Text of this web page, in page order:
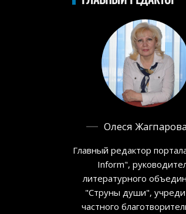
Олеся
Главный редактор
Inform",
литературного
"Струны души",
частного